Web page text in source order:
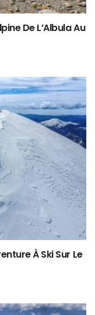
De L’Albula Au
À Ski Sur Le